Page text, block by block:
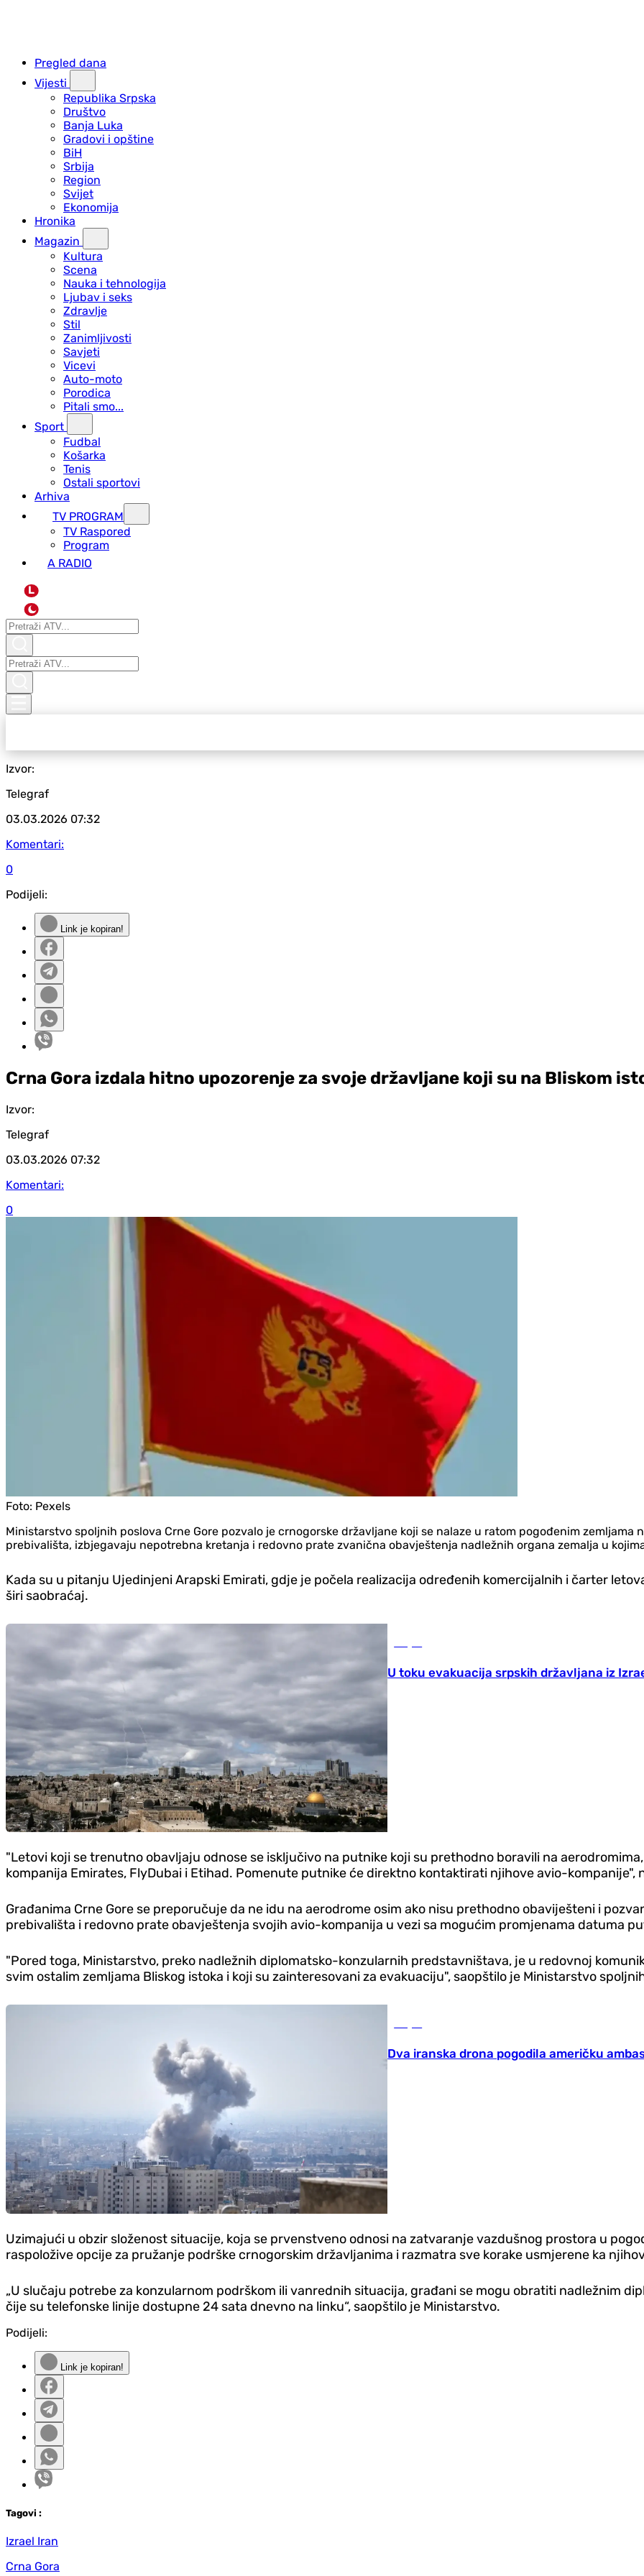
Pregled dana
Vijesti
Republika Srpska
Društvo
Banja Luka
Gradovi i opštine
BiH
Srbija
Region
Svijet
Ekonomija
Hronika
Magazin
Kultura
Scena
Nauka i tehnologija
Ljubav i seks
Zdravlje
Stil
Zanimljivosti
Savjeti
Vicevi
Auto-moto
Porodica
Pitali smo...
Sport
Fudbal
Košarka
Tenis
Ostali sportovi
Arhiva
TV PROGRAM
ТV Raspored
Program
A RADIO
L
Izvor:
Telegraf
03.03.2026 07:32
Komentari:
0
Podijeli:
Link je kopiran!
Crna Gora izdala hitno upozorenje za svoje državljane koji su na Bliskom
Izvor:
Telegraf
03.03.2026 07:32
Komentari:
0
Foto: Pexels
Ministarstvo spoljnih poslova Crne Gore pozvalo je crnogorske državljane koji se nalaze u ratom pogođenim
prebivališta, izbjegavaju nepotrebna kretanja i redovno prate zvanična obavještenja nadležnih organa zemalja u
Kada su u pitanju Ujedinjeni Arapski Emirati, gdje je počela realizacija određenih komercijalnih i čarter
širi saobraćaj.
U toku evakuacija srpskih državljana iz
"Letovi koji se trenutno obavljaju odnose se isključivo na putnike koji su prethodno boravili na
kompanija Emirates, FlyDubai i Etihad. Pomenute putnike će direktno kontaktirati njihove avio-kompanije",
Građanima Crne Gore se preporučuje da ne idu na aerodrome osim ako nisu prethodno obaviješteni i
prebivališta i redovno prate obavještenja svojih avio-kompanija u vezi sa mogućim promjenama datuma
"Pored toga, Ministarstvo, preko nadležnih diplomatsko-konzularnih predstavništava, je u redovnoj
svim ostalim zemljama Bliskog istoka i koji su zainteresovani za evakuaciju", saopštilo je Ministarstvo
Dva iranska drona pogodila američku
Uzimajući u obzir složenost situacije, koja se prvenstveno odnosi na zatvaranje vazdušnog prostora u
raspoložive opcije za pružanje podrške crnogorskim državljanima i razmatra sve korake usmjerene ka
„U slučaju potrebe za konzularnom podrškom ili vanrednih situacija, građani se mogu obratiti nadležnim
čije su telefonske linije dostupne 24 sata dnevno na linku“, saopštilo je Ministarstvo.
Podijeli:
Link je kopiran!
Tagovi :
Izrael Iran
Crna Gora